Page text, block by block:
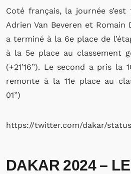
Coté français, la journée
Adrien Van Beveren et
a terminé à la 6e place de
à la 5e place au classement
(+21’16”). Le second a pris la
remonte à la 11e place au
01”)
https://twitter.com/dakar/status/
DAKAR 2024 –